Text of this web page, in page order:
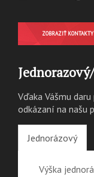
ZOBRAZIŤ KONTAKTY
Vďaka Vášmu
odkázaní na našu
Jednorázový
Výška